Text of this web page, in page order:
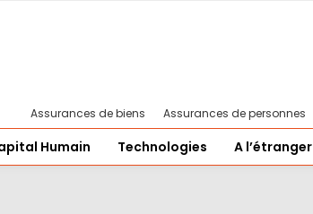
Assurances de biens Assurances de personnes
Humain Technologies A l’étranger